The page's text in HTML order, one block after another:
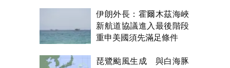
伊朗外長：霍爾木茲海峽
新航道協議進入最後階段
重申美國須先滿足條件
琵鷺颱風生成 與白海豚